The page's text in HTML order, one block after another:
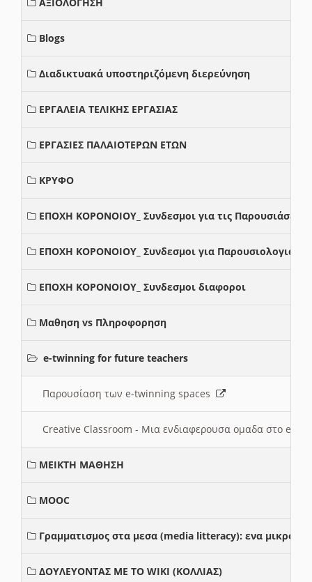
Blogs
Διαδικτυακά υποστηριζόμενη διερεύνηση
ΕΡΓΑΛΕΙΑ ΤΕΛΙΚΗΣ ΕΡΓΑΣΙΑΣ
ΕΡΓΑΣΙΕΣ ΠΑΛΑΙΟΤΕΡΩΝ ΕΤΩΝ
ΚΡΥΦΟ
ΕΠΟΧΗ ΚΟΡΟΝΟΙΟΥ_ Συνδεσμοι για τις Παρουσιάσεις
ΕΠΟΧΗ ΚΟΡΟΝΟΙΟΥ_ Συνδεσμοι για Παρουσιολογια
ΕΠΟΧΗ ΚΟΡΟΝΟΙΟΥ_ Συνδεσμοι διαφοροι
Μαθηση vs Πληροφορηση
e-twinning for future teachers
Παρουσίαση των e-twinning spaces
Creative Classroom - Μια ενδιαφερουσα ομαδα στο e-
ΜΕΙΚΤΗ ΜΑΘΗΣΗ
MOOC
Γραμματισμος στα μεσα (media litteracy): ενα μικρο
ΔΟΥΛΕΥΟΝΤΑΣ ΜΕ ΤΟ WIKI (ΚΟΛΛΙΑΣ)